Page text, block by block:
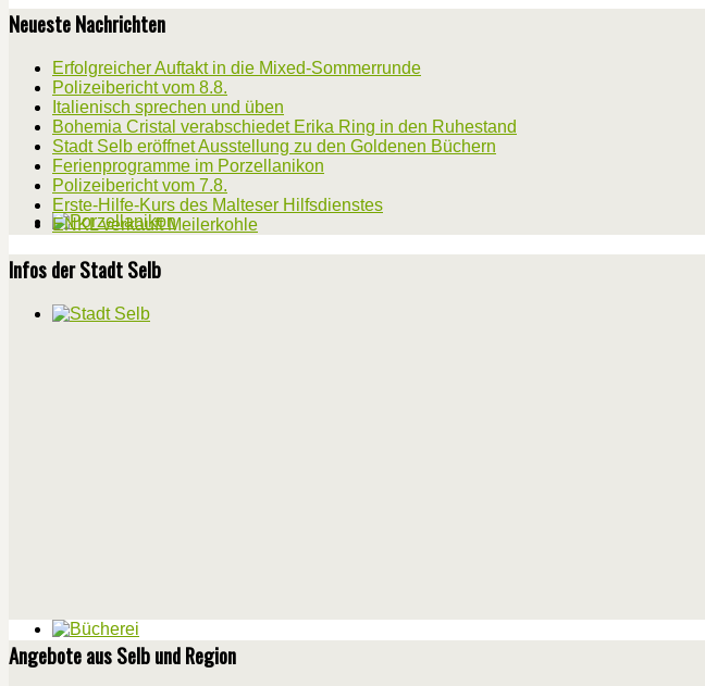
Neueste Nachrichten
Erfolgreicher Auftakt in die Mixed-Sommerrunde
Polizeibericht vom 8.8.
Italienisch sprechen und üben
Bohemia Cristal verabschiedet Erika Ring in den Ruhestand
Stadt Selb eröffnet Ausstellung zu den Goldenen Büchern
Ferienprogramme im Porzellanikon
Polizeibericht vom 7.8.
Erste-Hilfe-Kurs des Malteser Hilfsdienstes
ENKL verkauft Meilerkohle
Infos der Stadt Selb
Angebote aus Selb und Region